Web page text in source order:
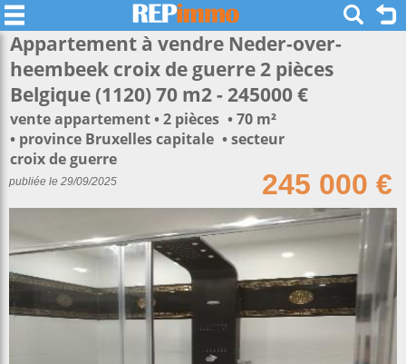
Appartement à vendre Neder-over-
heembeek croix de guerre 2 pièces
Belgique (1120) 70 m2 - 245000 €
vente appartement 2 pièces
70 m²
province Bruxelles capitale
secteur
croix de guerre
245 000 €
publiée le 29/09/2025